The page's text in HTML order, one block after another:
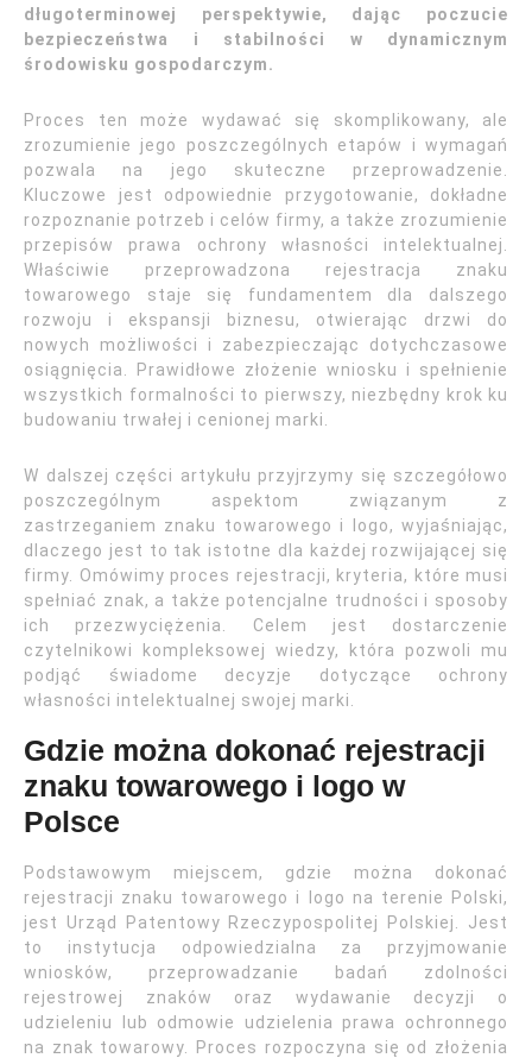
długoterminowej perspektywie, dając poczucie
bezpieczeństwa i stabilności w dynamicznym
środowisku gospodarczym.
Proces ten może wydawać się skomplikowany, ale
zrozumienie jego poszczególnych etapów i wymagań
pozwala na jego skuteczne przeprowadzenie.
Kluczowe jest odpowiednie przygotowanie, dokładne
rozpoznanie potrzeb i celów firmy, a także zrozumienie
przepisów prawa ochrony własności intelektualnej.
Właściwie przeprowadzona rejestracja znaku
towarowego staje się fundamentem dla dalszego
rozwoju i ekspansji biznesu, otwierając drzwi do
nowych możliwości i zabezpieczając dotychczasowe
osiągnięcia. Prawidłowe złożenie wniosku i spełnienie
wszystkich formalności to pierwszy, niezbędny krok ku
budowaniu trwałej i cenionej marki.
W dalszej części artykułu przyjrzymy się szczegółowo
poszczególnym aspektom związanym z
zastrzeganiem znaku towarowego i logo, wyjaśniając,
dlaczego jest to tak istotne dla każdej rozwijającej się
firmy. Omówimy proces rejestracji, kryteria, które musi
spełniać znak, a także potencjalne trudności i sposoby
ich przezwyciężenia. Celem jest dostarczenie
czytelnikowi kompleksowej wiedzy, która pozwoli mu
podjąć świadome decyzje dotyczące ochrony
własności intelektualnej swojej marki.
Gdzie można dokonać rejestracji
znaku towarowego i logo w
Polsce
Podstawowym miejscem, gdzie można dokonać
rejestracji znaku towarowego i logo na terenie Polski,
jest Urząd Patentowy Rzeczypospolitej Polskiej. Jest
to instytucja odpowiedzialna za przyjmowanie
wniosków, przeprowadzanie badań zdolności
rejestrowej znaków oraz wydawanie decyzji o
udzieleniu lub odmowie udzielenia prawa ochronnego
na znak towarowy. Proces rozpoczyna się od złożenia